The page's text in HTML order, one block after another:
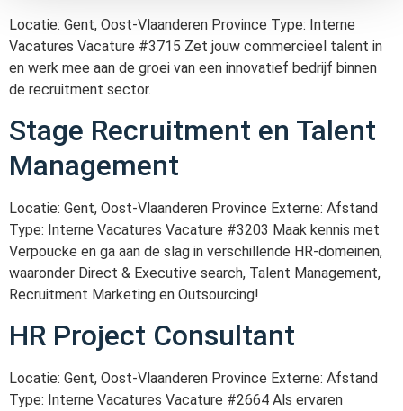
Locatie: Gent, Oost-Vlaanderen Province Type: Interne
Vacatures Vacature #3715 Zet jouw commercieel talent in
en werk mee aan de groei van een innovatief bedrijf binnen
de recruitment sector.
Stage Recruitment en Talent
Management
Locatie: Gent, Oost-Vlaanderen Province Externe: Afstand
Type: Interne Vacatures Vacature #3203 Maak kennis met
Verpoucke en ga aan de slag in verschillende HR-domeinen,
waaronder Direct & Executive search, Talent Management,
Recruitment Marketing en Outsourcing!
HR Project Consultant
Locatie: Gent, Oost-Vlaanderen Province Externe: Afstand
Type: Interne Vacatures Vacature #2664 Als ervaren